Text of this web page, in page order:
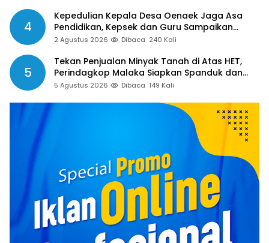
4
Kepedulian Kepala Desa Oenaek Jaga Asa
Pendidikan, Kepsek dan Guru Sampaikan
Apresiasi
2 Agustus 2026 Dibaca 240 Kali
5
Tekan Penjualan Minyak Tanah di Atas HET,
Perindagkop Malaka Siapkan Spanduk dan
Nomor Pengaduan
5 Agustus 2026 Dibaca 149 Kali